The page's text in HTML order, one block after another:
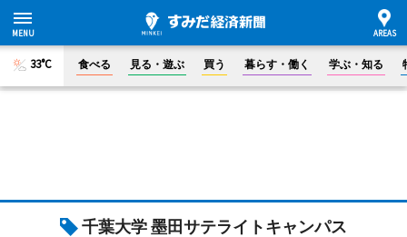
33°C 食べる 見る・遊ぶ 買う 暮らす・働く 学ぶ・知る
千葉大学 墨田サテライトキャンパス